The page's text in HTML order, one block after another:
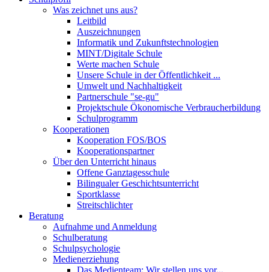
Was zeichnet uns aus?
Leitbild
Auszeichnungen
Informatik und Zukunftstechnologien
MINT/Digitale Schule
Werte machen Schule
Unsere Schule in der Öffentlichkeit ...
Umwelt und Nachhaltigkeit
Partnerschule "se-gu"
Projektschule Ökonomische Verbraucherbildung
Schulprogramm
Kooperationen
Kooperation FOS/BOS
Kooperationspartner
Über den Unterricht hinaus
Offene Ganztagesschule
Bilingualer Geschichtsunterricht
Sportklasse
Streitschlichter
Beratung
Aufnahme und Anmeldung
Schulberatung
Schulpsychologie
Medienerziehung
Das Medienteam: Wir stellen uns vor...